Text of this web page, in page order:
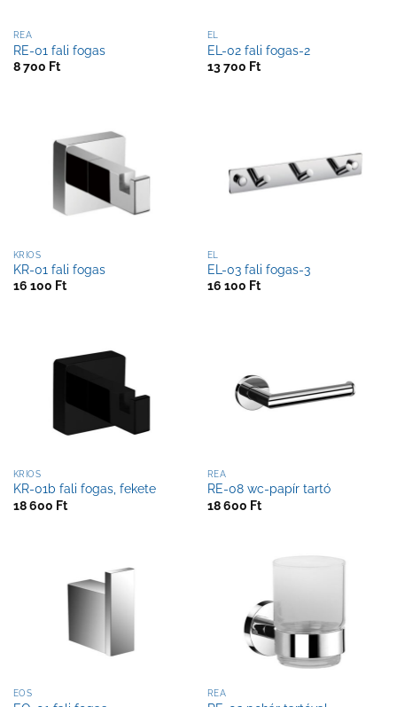
REA
RE-01 fali fogas
8 700 Ft
EL
EL-02 fali fogas-2
13 700 Ft
KRIOS
KR-01 fali fogas
16 100 Ft
EL
EL-03 fali fogas-3
16 100 Ft
KRIOS
KR-01b fali fogas, fekete
18 600 Ft
REA
RE-08 wc-papír tartó
18 600 Ft
EOS REA